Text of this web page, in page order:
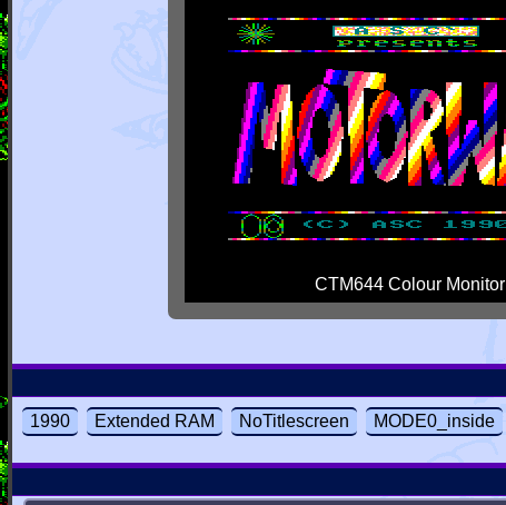
CTM644 Colour Monitor
1990 Extended RAM NoTitlescreen MODE0_inside